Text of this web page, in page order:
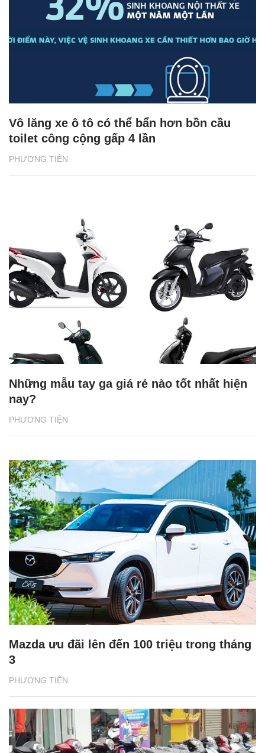
PHƯƠNG TIỆN
Vô lăng xe ô tô có thể bẩn hơn bồn cầu
toilet công cộng gấp 4 lần
PHƯƠNG TIỆN
Những mẫu tay ga giá rẻ nào tốt nhất hiện
nay?
PHƯƠNG TIỆN
Mazda ưu đãi lên đến 100 triệu trong tháng
3